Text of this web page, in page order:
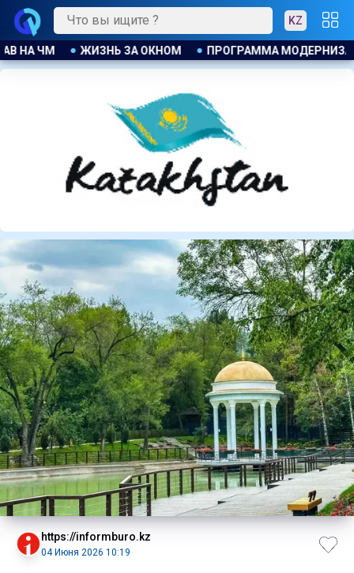
KZ
В ДЕЙСТВИИ АЛЬ ФАРАБИ: ГОРОДСКАЯ
https://informburo.kz
04 Июня 2026 10:19